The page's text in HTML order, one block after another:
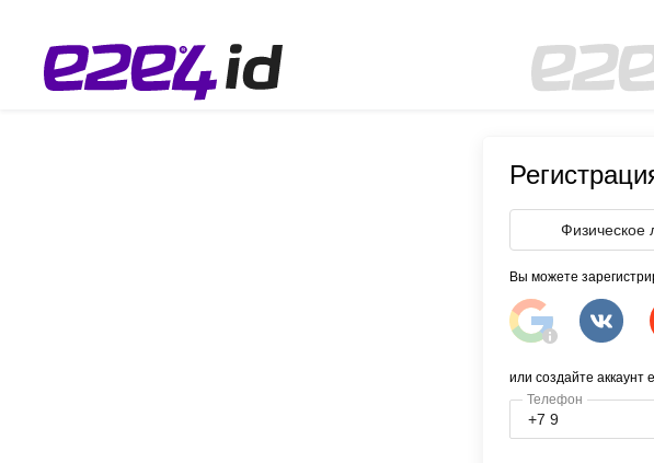
Физическое
Вы можете
или создайте аккаунт
Телефон